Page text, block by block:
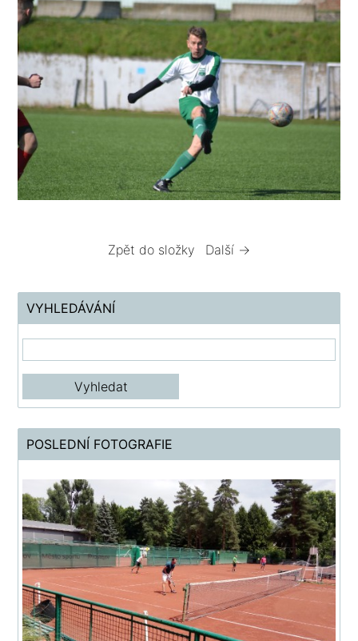
Zpět do složky Další →
VYHLEDÁVÁNÍ
POSLEDNÍ FOTOGRAFIE